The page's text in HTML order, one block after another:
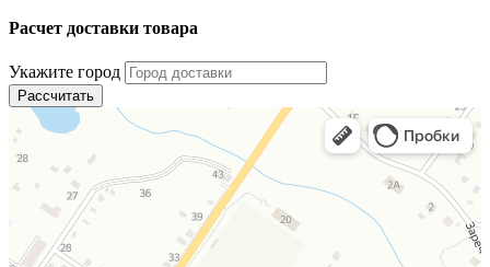
Расчет доставки товара
Укажите город
Рассчитать